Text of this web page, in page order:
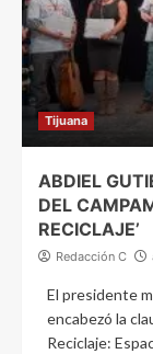
Tijuana
ABDIEL
DEL
RECICLAJE’
Redacción C
El presidente
encabezó la
Reciclaje: